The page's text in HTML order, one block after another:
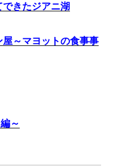
きたジアニ湖
～マヨットの食事事
～